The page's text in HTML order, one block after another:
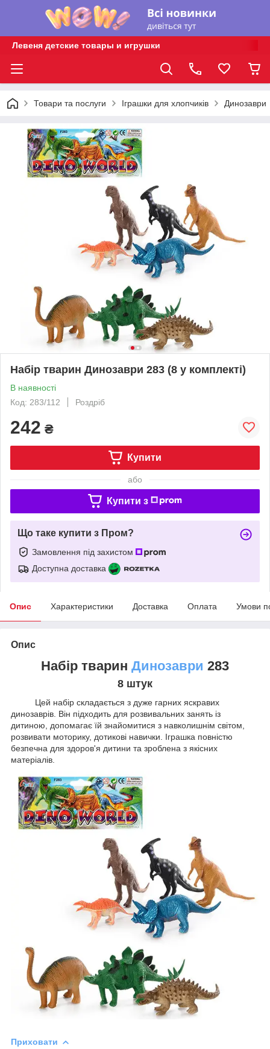
Левеня детские товары и игрушки
Товари та послуги Іграшки для хлопчиків Динозаври
Набір тварин Динозаври 283 (8 у комплекті)
В наявності
Код: 283/112
Роздріб
242 ₴
Купити
або
Купити з
Що таке купити з Пром?
Замовлення під захистом
Доступна доставка
Опис Характеристики Доставка Оплата Умови
Опис
Набір тварин Динозаври 283
8 штук
Цей набір складається з дуже гарних яскравих
динозаврів. Він підходить для розвивальних занять із
дитиною, допомагає їй знайомитися з навколишнім світом,
розвивати моторику, дотикові навички. Іграшка повністю
безпечна для здоров'я дитини та зроблена з якісних
матеріалів.
Приховати